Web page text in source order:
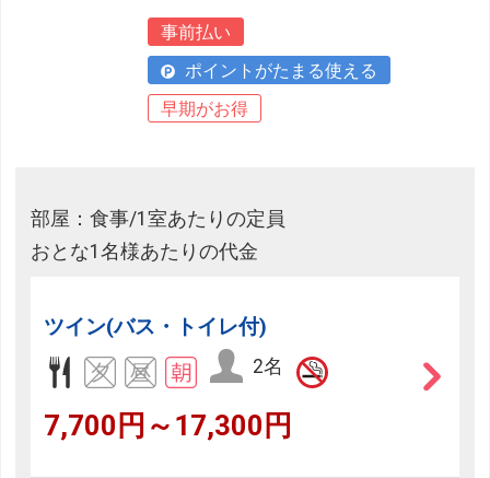
事前払い
ポイントがたまる使える
早期がお得
部屋：食事/1室あたりの定員
おとな1名様あたりの代金
ツイン(バス・トイレ付)
2名
7,700円～17,300円